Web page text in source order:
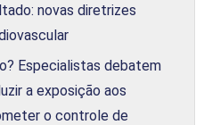
novas diretrizes
Especialistas debatem
a exposição aos
o controle de